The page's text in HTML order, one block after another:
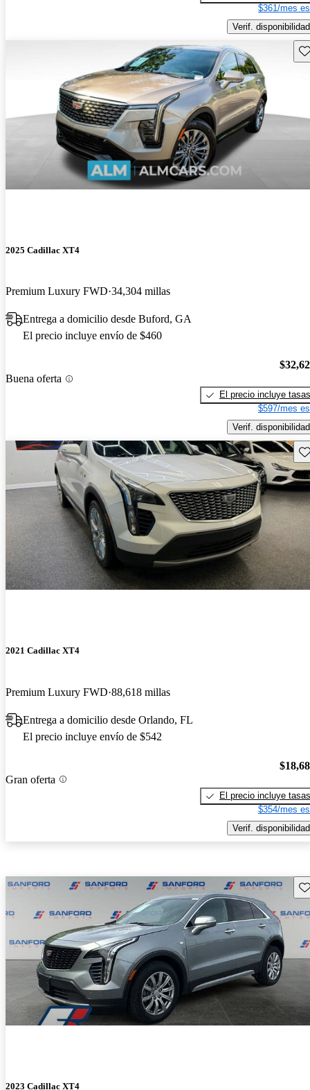
$361/mes
Verif. disponibilidad
2025 Cadillac XT4
Premium Luxury FWD 34,304 millas
Entrega a domicilio desde Buford, GA
El precio incluye envío de $460
Buena oferta
El precio incluye tasas
$597/mes
Verif. disponibilidad
2021 Cadillac XT4
Premium Luxury FWD 88,618 millas
Entrega a domicilio desde Orlando, FL
El precio incluye envío de $542
Gran oferta
El precio incluye tasas
$354/mes
Verif. disponibilidad
2023 Cadillac XT4